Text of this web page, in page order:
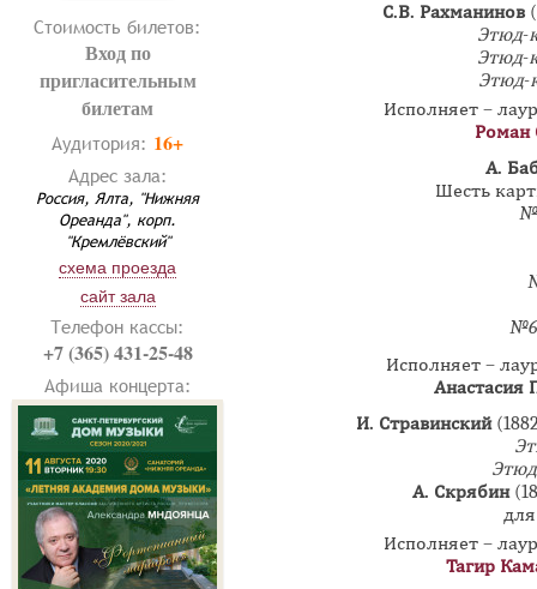
Стоимость билетов:
Вход по
пригласительным
билетам
Аудитория: 16+
Адрес зала:
Россия, Ялта, "Нижняя
Ореанда", корп.
"Кремлёвский"
схема проезда
сайт зала
Телефон кассы:
+7 (365) 431-25-48
Афиша концерта:
С.В. Рахманинов
Этюд-
Этюд-
Этюд-
Исполняет –
Роман
А.
Шесть
№6
Исполняет –
Анастасия
И. Стравинский
А. Скрябин
Исполняет –
Тагир